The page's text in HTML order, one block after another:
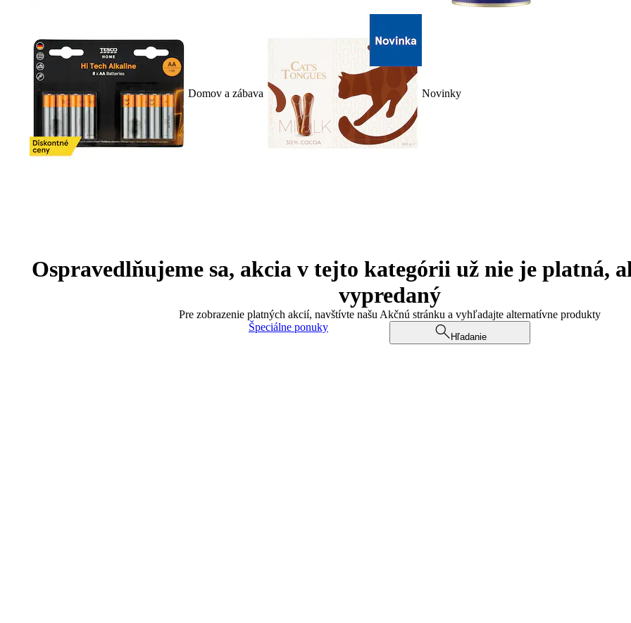
Domov a zábava Novinky
Ospravedlňujeme sa, akcia v tejto kategórii už nie je platná,
vypredaný
Pre zobrazenie platných akcií, navštívte našu Akčnú stránku a vyhľadajte alternatívne produkty
Špeciálne ponuky
Hľadanie